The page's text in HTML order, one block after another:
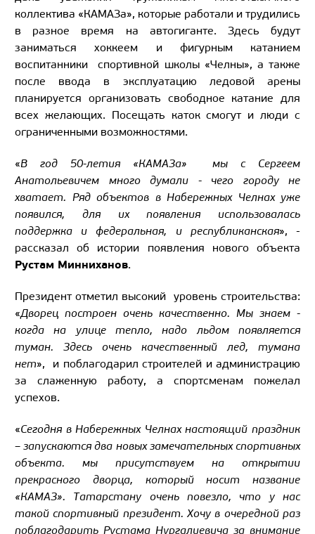
коллектива «КАМАЗа», которые работали и трудились
в разное время на автогиганте. Здесь будут
заниматься хоккеем и фигурным катанием
воспитанники спортивной школы «Челны», а также
после ввода в эксплуатацию ледовой арены
планируется организовать свободное катание для
всех желающих. Посещать каток смогут и люди с
ограниченными возможностями.
«В год 50-летия «КАМАЗа»
мы с Сергеем
Анатольевичем много думали - чего городу не
хватает. Ряд объектов в Набережных Челнах уже
появился, для их появления использовалась
поддержка и федеральная, и республиканская», -
рассказал об истории появления нового объекта
Рустам Минниханов.
Президент отметил высокий уровень строительства:
«Дворец построен очень качественно. Мы знаем -
когда на улице тепло, надо льдом появляется
туман. Здесь очень качественный лед, тумана
нет», и поблагодарил строителей и администрацию
за слаженную работу, а спортсменам пожелал
успехов.
«Сегодня в Набережных Челнах настоящий праздник
– запускаются два новых замечательных спортивных
объекта. мы присутствуем на открытии
прекрасного дворца, который носит название
«КАМАЗ». Татарстану очень повезло, что у нас
такой спортивный президент. Хочу в очередной раз
поблагодарить Рустама Нургалиевича за внимание